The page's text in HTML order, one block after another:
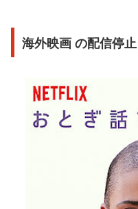
海外映画 の配信停